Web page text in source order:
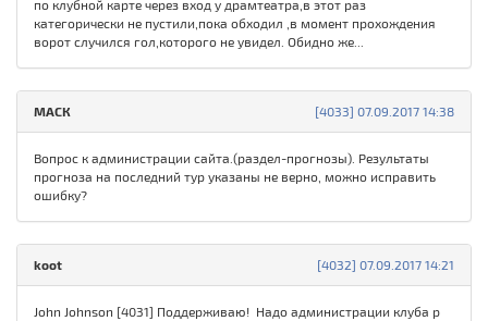
по клубной карте через вход у драмтеатра,в этот раз
категорически не пустили,пока обходил ,в момент прохождения
ворот случился гол,которого не увидел. Обидно же...
[4033] 07.09.2017 14:38
МАСК
Вопрос к администрации сайта.(раздел-прогнозы). Результаты
прогноза на последний тур указаны не верно, можно исправить
ошибку?
[4032] 07.09.2017 14:21
koot
John Johnson [4031] Поддерживаю! Надо администрации клуба р